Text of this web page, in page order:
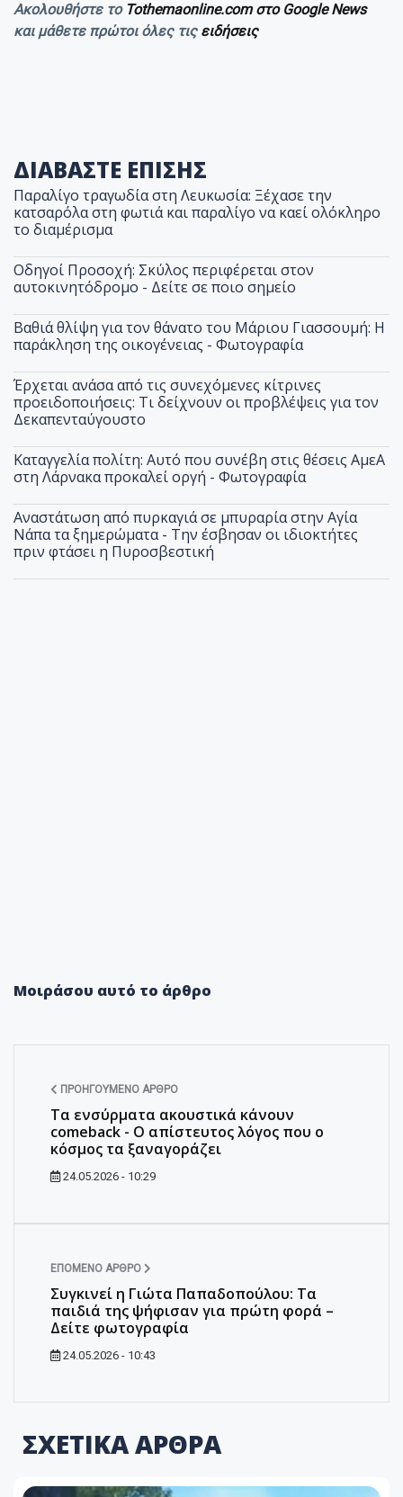
Ακολουθήστε το Tothemaonline.com στο Google News
και μάθετε πρώτοι όλες τις ειδήσεις
ΔΙΑΒΑΣΤΕ ΕΠΙΣΗΣ
Παραλίγο τραγωδία στη Λευκωσία: Ξέχασε την
κατσαρόλα στη φωτιά και παραλίγο να καεί ολόκληρο
το διαμέρισμα
Οδηγοί Προσοχή: Σκύλος περιφέρεται στον
αυτοκινητόδρομο - Δείτε σε ποιο σημείο
Βαθιά θλίψη για τον θάνατο του Μάριου Γιασσουμή: Η
παράκληση της οικογένειας - Φωτογραφία
Έρχεται ανάσα από τις συνεχόμενες κίτρινες
προειδοποιήσεις: Τι δείχνουν οι προβλέψεις για τον
Δεκαπενταύγουστο
Καταγγελία πολίτη: Αυτό που συνέβη στις θέσεις ΑμεΑ
στη Λάρνακα προκαλεί οργή - Φωτογραφία
Αναστάτωση από πυρκαγιά σε μπυραρία στην Αγία
Νάπα τα ξημερώματα - Την έσβησαν οι ιδιοκτήτες
πριν φτάσει η Πυροσβεστική
Μοιράσου αυτό το άρθρο
ΠΡΟΗΓΟΎΜΕΝΟ ΆΡΘΡΟ
Τα ενσύρματα ακουστικά κάνουν
comeback - Ο απίστευτος λόγος που ο
κόσμος τα ξαναγοράζει
24.05.2026 - 10:29
ΕΠΌΜΕΝΟ ΆΡΘΡΟ
Συγκινεί η Γιώτα Παπαδοπούλου: Τα
παιδιά της ψήφισαν για πρώτη φορά –
Δείτε φωτογραφία
24.05.2026 - 10:43
ΣΧΕΤΙΚΑ ΑΡΘΡΑ